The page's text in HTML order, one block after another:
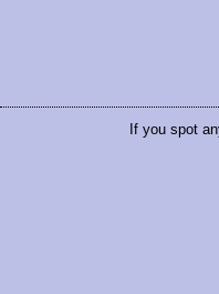
If you spot